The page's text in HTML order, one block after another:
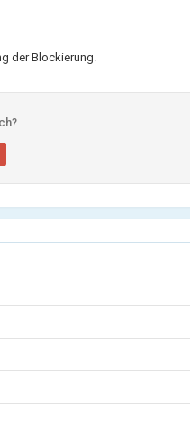
der Blockierung.